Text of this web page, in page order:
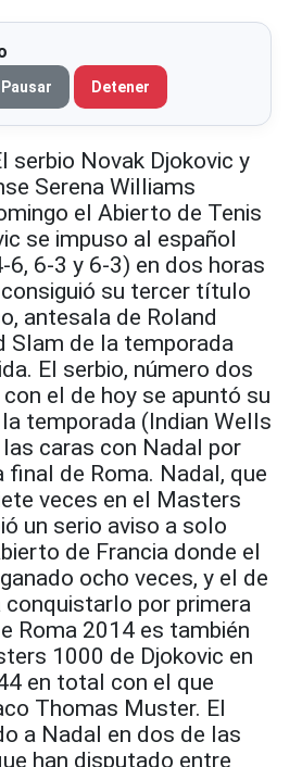
Pausar Detener
serbio Novak Djokovic y
Serena Williams
el Abierto de Tenis
se impuso al español
6, 6-3 y 6-3) en dos horas
su tercer título
antesala de Roland
Slam de la temporada
El serbio, número dos
el de hoy se apuntó su
temporada (Indian Wells
caras con Nadal por
final de Roma. Nadal, que
veces en el Masters
un serio aviso a solo
de Francia donde el
ocho veces, y el de
conquistarlo por primera
Roma 2014 es también
1000 de Djokovic en
en total con el que
Thomas Muster. El
a Nadal en dos de las
han disputado entre